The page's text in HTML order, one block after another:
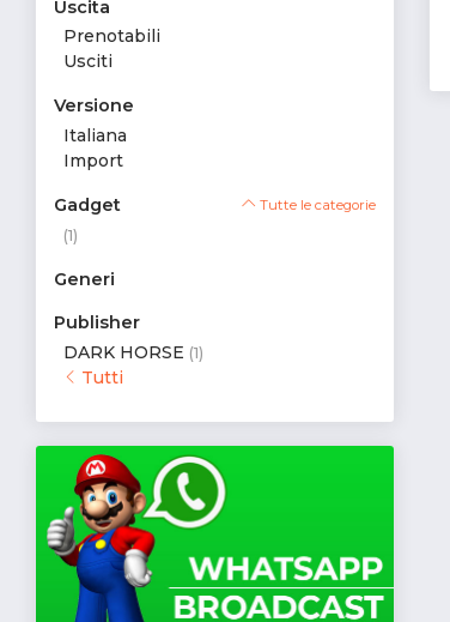
Uscita
Prenotabili
Usciti
Versione
Italiana
Import
Gadget Tutte le categorie
(1)
Generi
Publisher
DARK HORSE (1)
Tutti